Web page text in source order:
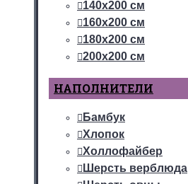
140х200 см
160х200 см
180х200 см
200х200 см
НАПОЛНИТЕЛИ
Бамбук
Хлопок
Холлофайбер
Шерсть верблюда